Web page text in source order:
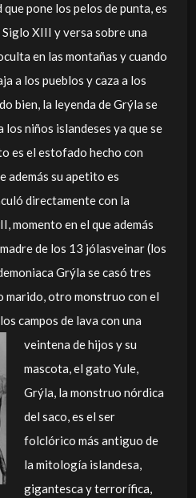
pone los pelos de punta, es
XIII y versa sobre una
en las montañas y cuando
a los pueblos y caza a los
bien, la leyenda de Grýla se
niños islandeses ya que se
es el estofado hecho con
además su apetito es
directamente con la
momento en el que además
de los 13 jólasveinar (los
Grýla se casó tres
marido, otro monstruo con el
campos de lava con una
veintena de hijos y su
mascota, el gato Yule,
Grýla, la monstruo nórdica
del saco, es el ser
folclórico más antiguo de
la mitología islandesa,
gigantesca y terrorífica,